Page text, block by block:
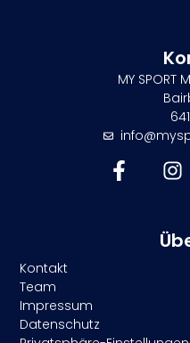
MY SPORT
Kontakt
Team
Impressum
Datenschutz